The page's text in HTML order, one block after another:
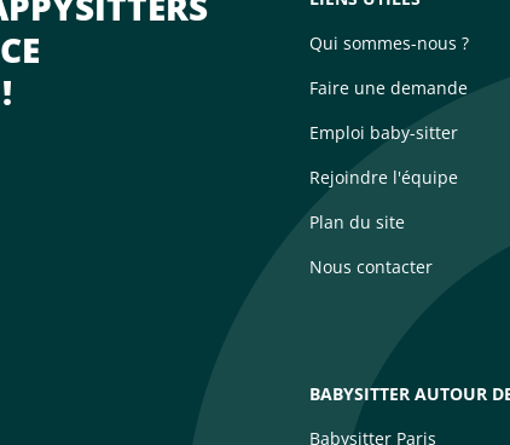
Qui sommes-nous ?
Faire une demande
Emploi baby-sitter
Rejoindre l'équipe
Plan du site
Nous contacter
BABYSITTER AUTOUR
Babysitter Paris